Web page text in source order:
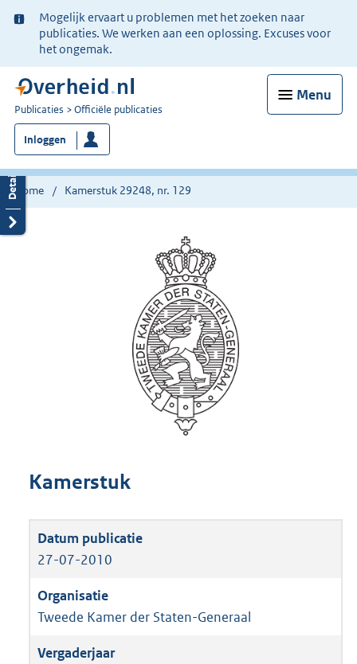
Ter
informatie:
Mogelijk ervaart u problemen met het zoeken naar
publicaties. We werken aan een oplossing. Excuses voor
het ongemak.
Menu
U
bent
nu
hier:
Publicaties Officiële publicaties
Inloggen
Home Kamerstuk 29248, nr. 129
Kamerstuk
27-07-2010
Tweede Kamer der Staten-Generaal